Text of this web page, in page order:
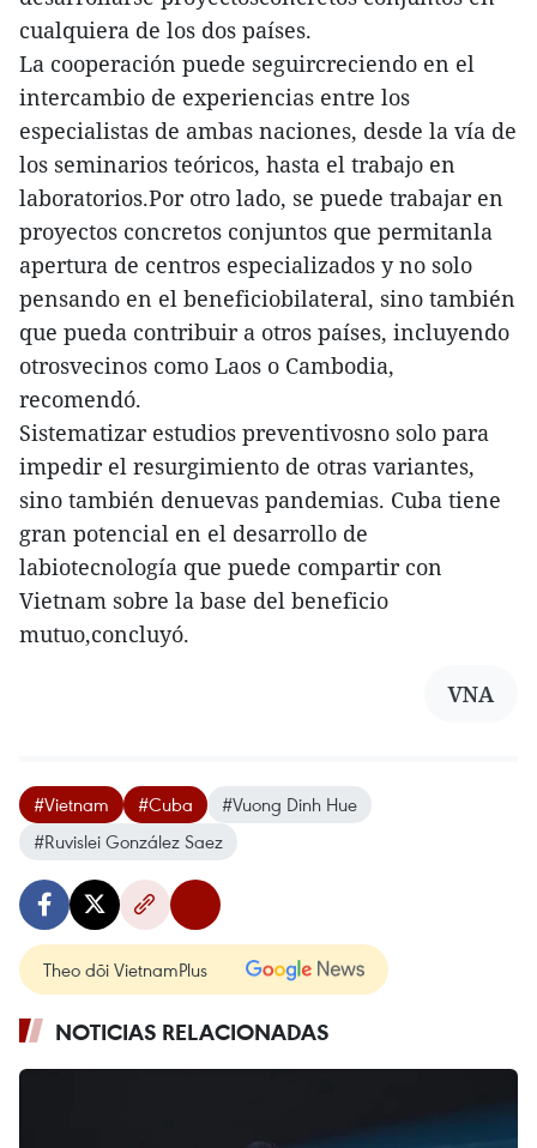
cualquiera de los dos países.
La cooperación puede seguircreciendo en el
intercambio de experiencias entre los
especialistas de ambas naciones, desde la vía de
los seminarios teóricos, hasta el trabajo en
laboratorios.Por otro lado, se puede trabajar en
proyectos concretos conjuntos que permitanla
apertura de centros especializados y no solo
pensando en el beneficiobilateral, sino también
que pueda contribuir a otros países, incluyendo
otrosvecinos como Laos o Cambodia,
recomendó.
Sistematizar estudios preventivosno solo para
impedir el resurgimiento de otras variantes,
sino también denuevas pandemias. Cuba tiene
gran potencial en el desarrollo de
labiotecnología que puede compartir con
Vietnam sobre la base del beneficio
mutuo,concluyó.
VNA
#Vietnam #Cuba
#Vuong Dinh Hue
#Ruvislei González Saez
Theo dõi VietnamPlus
NOTICIAS RELACIONADAS